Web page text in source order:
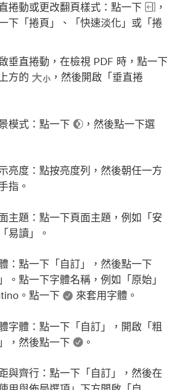
捲動或更改翻頁樣式：點一下
，
下「捲頁」、「快速淡化」或「捲
垂直捲動，在檢視 PDF 時，點一下
方的
，然後開啟「垂直捲
模式：點一下
，然後點一下選
亮度：點按亮度列，然後朝任一方
指。
主題：點一下頁面主題，例如「安
易讀」。
：點一下「自訂」，然後點一下
。點一下字體名稱，例如「原始」
。點一下
來套用字體。
字體：點一下「自訂」，開啟「粗
，然後點一下
。
與齊行：點一下「自訂」，然後在